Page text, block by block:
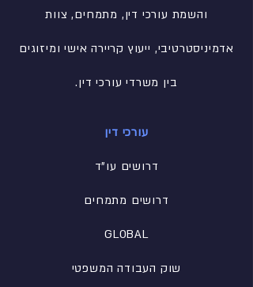
והשמת עורכי דין, מתמחים, צוות
אדמיניסטרטיבי, ייעוץ קריירה אישי ומיזוגים
בין משרדי עורכי דין.
עורכי דין
דרושים עו"ד
דרושים מתמחים
GLOBAL
שוק העבודה המשפטי